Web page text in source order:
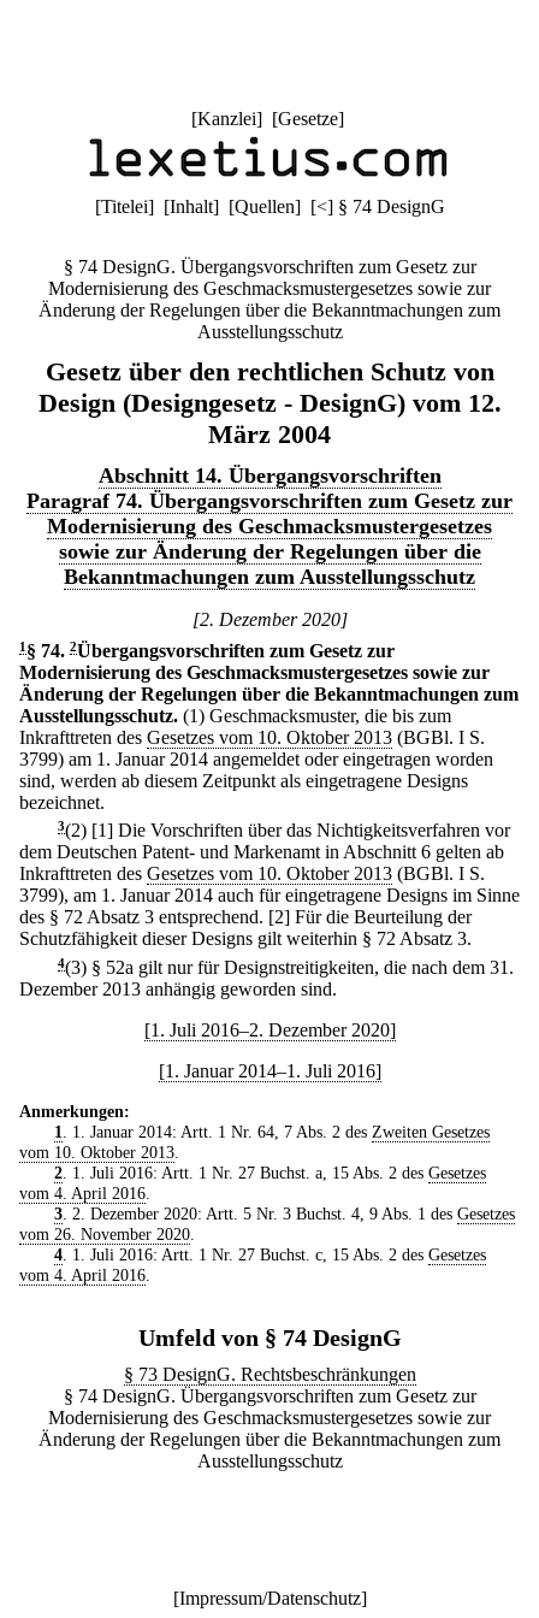
[Kanzlei] [Gesetze]
[Titelei] [Inhalt] [Quellen] [<] § 74 DesignG
§ 74 DesignG. Übergangsvorschriften zum Gesetz zur
Modernisierung des Geschmacksmustergesetzes sowie zur
Änderung der Regelungen über die Bekanntmachungen zum
Ausstellungsschutz
Gesetz über den rechtlichen Schutz von
Design (Designgesetz - DesignG) vom 12.
März 2004
Abschnitt 14. Übergangsvorschriften
Paragraf 74. Übergangsvorschriften zum Gesetz zur
Modernisierung des Geschmacksmustergesetzes
sowie zur Änderung der Regelungen über die
Bekanntmachungen zum Ausstellungsschutz
[2. Dezember 2020]
1 § 74. 2Übergangsvorschriften zum Gesetz zur
Modernisierung des Geschmacksmustergesetzes sowie zur
Änderung der Regelungen über die Bekanntmachungen zum
Ausstellungsschutz. (1) Geschmacksmuster, die bis zum
Inkrafttreten des Gesetzes vom 10. Oktober 2013 (BGBl. I S.
3799) am 1. Januar 2014 angemeldet oder eingetragen worden
sind, werden ab diesem Zeitpunkt als eingetragene Designs
bezeichnet.
3(2) [1] Die Vorschriften über das Nichtigkeitsverfahren vor
dem Deutschen Patent- und Markenamt in Abschnitt 6 gelten ab
Inkrafttreten des Gesetzes vom 10. Oktober 2013 (BGBl. I S.
3799), am 1. Januar 2014 auch für eingetragene Designs im Sinne
des § 72 Absatz 3 entsprechend. [2] Für die Beurteilung der
Schutzfähigkeit dieser Designs gilt weiterhin § 72 Absatz 3.
4(3) § 52a gilt nur für Designstreitigkeiten, die nach dem 31.
Dezember 2013 anhängig geworden sind.
[1. Juli 2016–2. Dezember 2020]
[1. Januar 2014–1. Juli 2016]
Anmerkungen:
1
. 1. Januar 2014: Artt. 1 Nr. 64, 7 Abs. 2 des Zweiten Gesetzes
vom 10. Oktober 2013
2. 1. Juli 2016: Artt. 1 Nr. 27 Buchst. a, 15 Abs. 2 des Gesetzes
vom 4. April 2016
3. 2. Dezember 2020: Artt. 5 Nr. 3 Buchst. 4, 9 Abs. 1 des Gesetzes
vom 26. November 2020
4. 1. Juli 2016: Artt. 1 Nr. 27 Buchst. c, 15 Abs. 2 des Gesetzes
vom 4. April 2016
Umfeld von § 74 DesignG
§ 73 DesignG. Rechtsbeschränkungen
§ 74 DesignG. Übergangsvorschriften zum Gesetz zur
Modernisierung des Geschmacksmustergesetzes sowie zur
Änderung der Regelungen über die Bekanntmachungen zum
Ausstellungsschutz
[Impressum/Datenschutz]